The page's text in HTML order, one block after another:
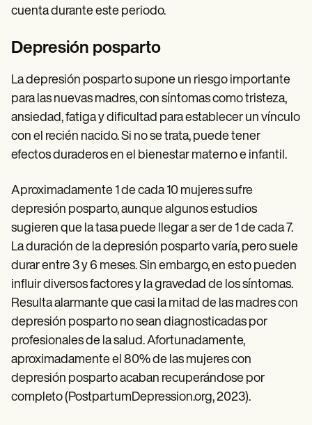
cuenta durante este periodo.
Depresión posparto
La depresión posparto supone un riesgo importante
para las nuevas madres, con síntomas como tristeza,
ansiedad, fatiga y dificultad para establecer un vínculo
con el recién nacido. Si no se trata, puede tener
efectos duraderos en el bienestar materno e infantil.
Aproximadamente 1 de cada 10 mujeres sufre
depresión posparto, aunque algunos estudios
sugieren que la tasa puede llegar a ser de 1 de cada 7.
La duración de la depresión posparto varía, pero suele
durar entre 3 y 6 meses. Sin embargo, en esto pueden
influir diversos factores y la gravedad de los síntomas.
Resulta alarmante que casi la mitad de las madres con
depresión posparto no sean diagnosticadas por
profesionales de la salud. Afortunadamente,
aproximadamente el 80% de las mujeres con
depresión posparto acaban recuperándose por
completo (PostpartumDepression.org, 2023).